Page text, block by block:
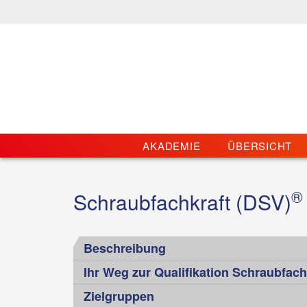
AKADEMIE ÜBERSICHT
Schraubfachkraft (DSV)®
Beschreibung
Schraubenverbindungen gewinnen vor dem
Bedeutung. Als lösbare Verbindungen
Ihr Weg zur Qualifikation
Zielgruppen